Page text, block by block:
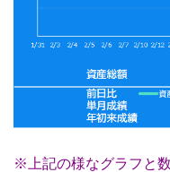
※上記の様なグラフと